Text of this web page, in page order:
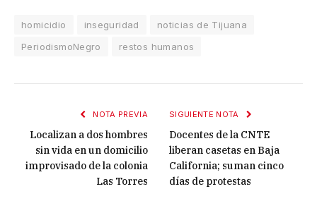
homicidio inseguridad
noticias de Tijuana
PeriodismoNegro
restos humanos
NOTA PREVIA
Localizan a dos hombres
sin vida en un domicilio
improvisado de la colonia
Las Torres
SIGUIENTE NOTA
Docentes de la CNTE
liberan casetas en Baja
California; suman cinco
días de protestas